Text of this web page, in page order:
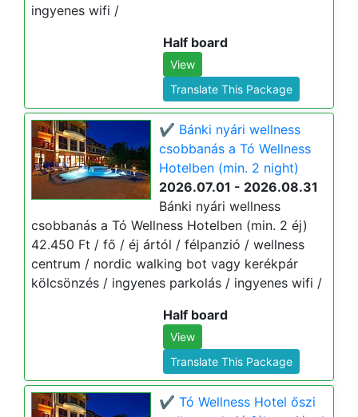
ingyenes wifi /
Half board
View
Translate This Package
✔️ Bánki nyári wellness
csobbanás a Tó Wellness
Hotelben (min. 2 night)
2026.07.01 - 2026.08.31
Bánki nyári wellness
csobbanás a Tó Wellness Hotelben (min. 2 éj)
42.450 Ft / fő / éj ártól / félpanzió / wellness
centrum / nordic walking bot vagy kerékpár
kölcsönzés / ingyenes parkolás / ingyenes wifi /
Half board
View
Translate This Package
✔️ Tó Wellness Hotel őszi